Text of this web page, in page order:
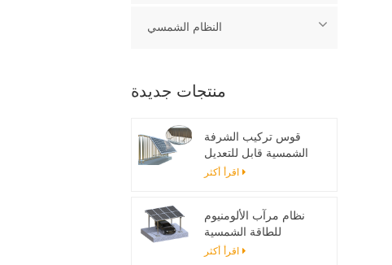
النظام الشمسي
منتجات جديدة
قوس تركيب الشرفة
الشمسية قابل للتعديل
اقرأ أكثر
نظام مرآب الألومنيوم
للطاقة الشمسية
اقرأ أكثر